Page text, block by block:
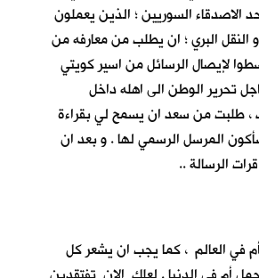
الاصدقاء السوريين ؛ الذين يعملون
النقل البري ؛ ان يطلب من معارفه من
لإيصال الرسائل من اسير كويتي
تحرير الوطن الى اهله داخل
، طلبت من سعد ان يسمح لي بقراءة
المرسل الرسمي لها . و بعد ان
الرسالة ..
في العالم ، كما يجب ان يشعر كل